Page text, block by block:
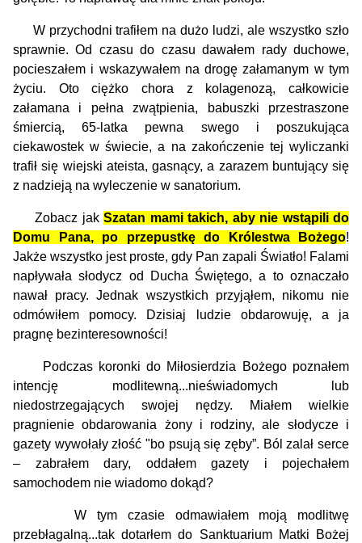
W przychodni trafiłem na dużo ludzi, ale wszystko szło
sprawnie. Od czasu do czasu dawałem rady duchowe,
pocieszałem i wskazywałem na drogę załamanym w tym
życiu. Oto ciężko chora z kolagenozą, całkowicie
załamana i pełna zwątpienia, babuszki przestraszone
śmiercią, 65-latka pewna swego i poszukująca
ciekawostek w świecie, a na zakończenie tej wyliczanki
trafił się wiejski ateista, gasnący, a zarazem buntujący się
z nadzieją na wyleczenie w sanatorium.
Zobacz jakSzatan mami takich, aby nie wstąpili do
Domu Pana, po przepustkę do Królestwa Bożego!
Jakże wszystko jest proste, gdy Pan zapali Światło! Falami
napływała słodycz od Ducha Świętego, a to oznaczało
nawał pracy. Jednak wszystkich przyjąłem, nikomu nie
odmówiłem pomocy. Dzisiaj ludzie obdarowuję, a ja
pragnę bezinteresowności!
Podczas koronki do Miłosierdzia Bożego poznałem
intencję modlitewną...nieświadomych lub
niedostrzegających swojej nędzy. Miałem wielkie
pragnienie obdarowania żony i rodziny, ale słodycze i
gazety wywołały złość "bo psują się zęby”. Ból zalał serce
– zabrałem dary, oddałem gazety i pojechałem
samochodem nie wiadomo dokąd?
W tym czasie odmawiałem moją modlitwę
przebłagalną...tak dotarłem do Sanktuarium Matki Bożej